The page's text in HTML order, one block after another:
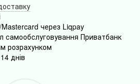
через Liqpay
самообслуговування Приватбанк
розрахунком
днів